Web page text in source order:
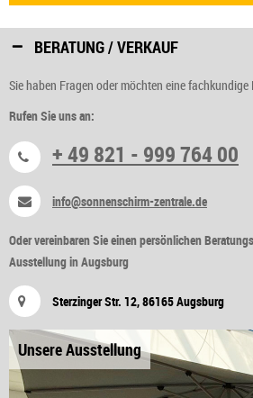
BERATUNG / VERKAUF
Sie haben Fragen oder möchten eine fachkundige
Rufen Sie uns an:
+ 49 821 - 999 764 00
info@sonnenschirm-zentrale.de
Oder vereinbaren Sie einen persönlichen
Ausstellung in Augsburg
Sterzinger Str. 12, 86165 Augsburg
Unsere Ausstellung